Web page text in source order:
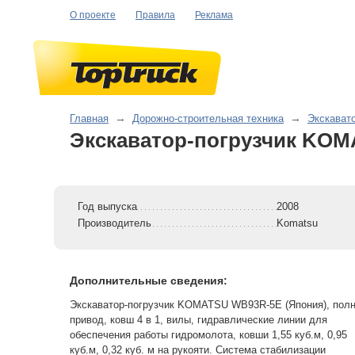
О проекте Правила Реклама
Главная → Дорожно-строительная техника →
Экскаватор-погрузчик
Год выпуска
2008
Производитель
Komatsu
Дополнительные сведения:
Экскаватор-погрузчик KOMATSU WB93R-5E (Япония),
привод, ковш 4 в 1, вилы, гидравлические линии для
обеспечения работы гидромолота, ковши 1,55 куб.м, 0,95
куб.м, 0,32 куб. м на рукояти. Система стабилизации